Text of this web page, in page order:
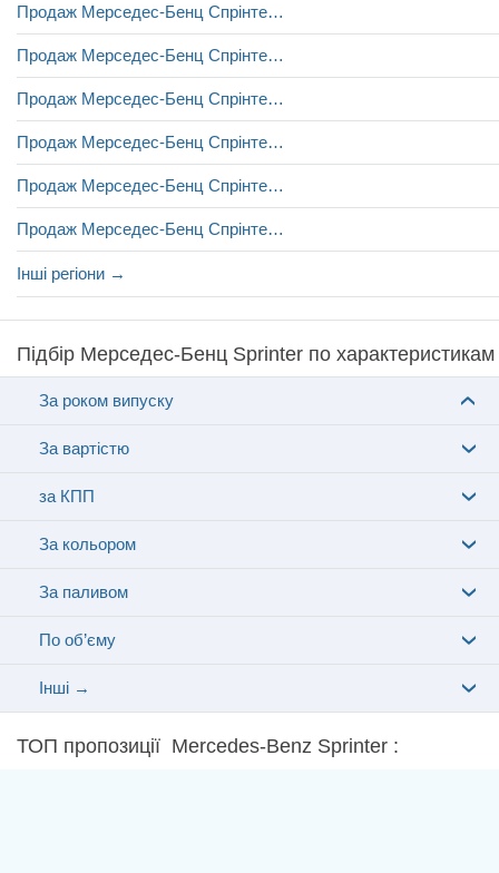
Продаж Мерседес-Бенц Спрінтер у Луцьку
Продаж Мерседес-Бенц Спрінтер у Львові
Продаж Мерседес-Бенц Спрінтер у Миколаєві
Продаж Мерседес-Бенц Спрінтер у Одесі
Продаж Мерседес-Бенц Спрінтер у Рівному
Продаж Мерседес-Бенц Спрінтер у Тернополі
Інші регіони →
Підбір Мерседес-Бенц Sprinter по характеристикам
За роком випуску
За вартістю
за КПП
За кольором
За паливом
По об’єму
Інші →
ТОП пропозиції Mercedes-Benz Sprinter :